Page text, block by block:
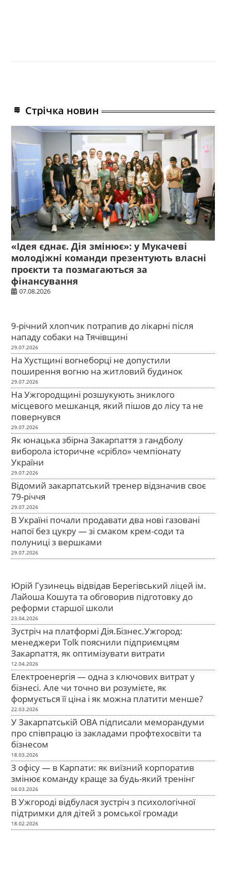
Стрічка новин
«Ідея єднає. Дія змінює»: у Мукачеві
молодіжні команди презентують власні
проєкти та позмагаються за
фінансування
07.08.2026
9-річний хлопчик потрапив до лікарні після
нападу собаки на Тячівщині
29.07.2026
На Хустщині вогнеборці не допустили
поширення вогню на житловий будинок
29.07.2026
На Ужгородщині розшукують зниклого
місцевого мешканця, який пішов до лісу та не
повернувся
29.07.2026
Як юнацька збірна Закарпаття з гандболу
виборола історичне «срібло» чемпіонату
України
29.07.2026
Відомий закарпатський тренер відзначив своє
79-річчя
29.07.2026
В Україні почали продавати два нові газовані
напої без цукру — зі смаком крем-соди та
полуниці з вершками
29.07.2026
Юрій Гузинець відвідав Берегівський ліцей ім.
Лайоша Кошута та обговорив підготовку до
реформи старшої школи
23.04.2026
Зустріч на платформі Дія.Бізнес.Ужгород:
менеджери Tolk пояснили підприємцям
Закарпаття, як оптимізувати витрати
12.04.2026
Електроенергія — одна з ключових витрат у
бізнесі. Але чи точно ви розумієте, як
формується її ціна і як можна платити менше?
22.03.2026
У Закарпатській ОВА підписали меморандуми
про співпрацю із закладами профтехосвіти та
бізнесом
18.03.2026
З офісу — в Карпати: як виїзний корпоратив
змінює команду краще за будь-який тренінг
04.03.2026
В Ужгороді відбулася зустріч з психологічної
підтримки для дітей з ромської громади
18.02.2026